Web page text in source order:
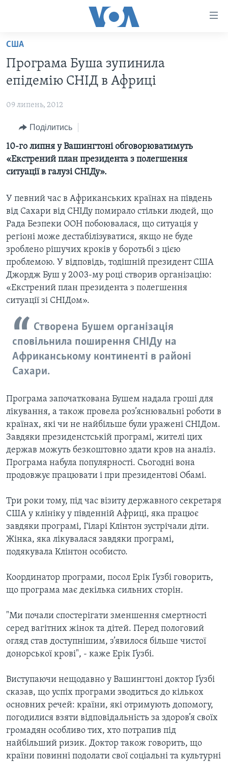
Перейти
матеріалу
Перейти
меню
Перейти
до
Пошуку
АКТУАЛЬНО
США
УКРАЇНА
ВІЙНА - ЦЕ ОСОБИСТЕ
УКРАЇНЦІ У СВІТІ
ЗДОРОВ'Я
КУЛЬТУРА
СУСПІЛЬСТВО
ЕКОНОМІКА
ІСТОРІЇ УСПІХУ УКРАЇНЦІВ
ПОЛІТИКА В США
АДМІНІСТРАЦІЯ ПРЕЗИДЕНТА ТРАМПА: ПЕРШІ 100
УКРАЇНЦІ В АМЕРИЦІ
УКРАЇНА
ІНТЕРВ'Ю
БОРОТЬБА З ДЕЗІНФОРМАЦІЄЮ
ВІДЕО
ТЕЛЕПРОГРАМИ
ЧАС-TIME
БРИФІНГ ГОЛОСУ АМЕРИКИ
СТУДІЯ ВАШИНГТОН
ВІКНО В АМЕРИКУ
ПРАЙМ-ТАЙМ
ПОГЛЯД З ВАШИНГТОНА
ENGLISH
Learning English
МИ В СОЦМЕРЕЖАХ
Мови
США
Програма Буша зупинила
епідемію СНІД в Африці
09 липень, 2012
Поділитись
10-го липня у Вашингтоні обговорюватимуть
«Екстрений план президента з полегшення
ситуації в галузі СНІДу».
У певний час в Африканських країнах на південь
від Сахари від СНІДу помирало стільки людей, що
Рада Безпеки ООН побоювалася, що ситуація у
регіоні може дестабілізуватися, якщо не буде
зроблено рішучих кроків у боротьбі з цією
проблемою. У відповідь, тодішній президент США
Джордж Буш у 2003-му році створив організацію:
«Екстрений план президента з полегшення
ситуації зі СНІДом».
Створена Бушем організація
сповільнила поширення СНІДу на
Африканському континенті в районі
Сахари.
Програма започаткована Бушем надала гроші для
лікування, а також провела роз’яснювальні роботи в
країнах, які чи не найбільше були уражені СНІДом.
Завдяки президенстській програмі, жителі цих
держав можуть безкоштовно здати кров на аналіз.
Програма набула популярності. Сьогодні вона
продовжує працювати і при президентові Обамі.
Три роки тому, під час візиту державного секретаря
США у клініку у південній Африці, яка працює
завдяки програмі, Гіларі Клінтон зустрічали діти.
Жінка, яка лікувалася завдяки програмі,
подякувала Клінтон особисто.
Координатор програми, посол Ерік Ґузбі говорить,
що програма має декілька сильних сторін.
"Ми почали спостерігати зменшення смертності
серед вагітних жінок та дітей. Перед пологовий
огляд став доступнішим, з’явилося більше чистої
донорської крові", - каже Ерік Ґузбі.
Виступаючи нещодавно у Вашингтоні доктор Ґузбі
сказав, що успіх програми зводиться до кількох
основних речей: країни, які отримують допомогу,
погодилися взяти відповідальність за здоров’я своїх
громадян особливо тих, хто потрапив під
найбільший ризик. Доктор також говорить, що
країни повинні подолати свої соціальні та культурні